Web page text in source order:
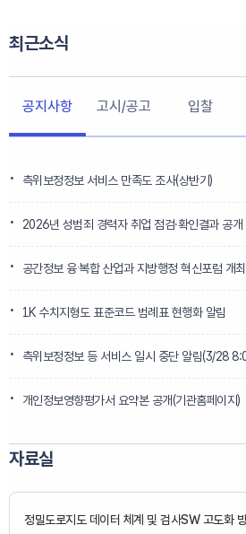
최근소식
공지사항 고시/공고 입찰
측위보정정보 서비스 만족도 조사(상반기)
2026년 성범죄 경력자 취업 점검․확인결과 공개
공간정보 융ˑ복합 산업과 지방행정 혁신포럼 개
1K 수치지형도 표준코드 범례표 현행화 알림
개인정보영향평가서 요약본 공개(기관홈페이지)
자료실